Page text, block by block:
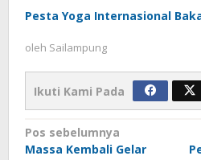
Pesta Yoga Internasional
oleh Sailampung
Ikuti Kami Pada
Navigasi
Pos sebelumnya
Massa Kembali Gelar